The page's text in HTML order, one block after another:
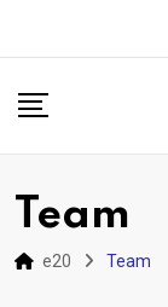
Team
e20 Team